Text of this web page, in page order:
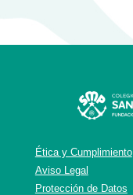
Ética y Cumplimiento
Aviso Legal
Protección de Datos